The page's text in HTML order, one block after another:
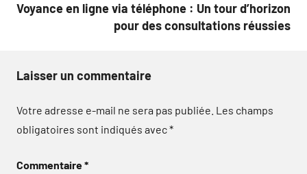
Voyance en ligne via téléphone : Un tour d’horizon
pour des consultations réussies
Laisser un commentaire
Votre adresse e-mail ne sera pas publiée. Les champs
obligatoires sont indiqués avec*
Commentaire*